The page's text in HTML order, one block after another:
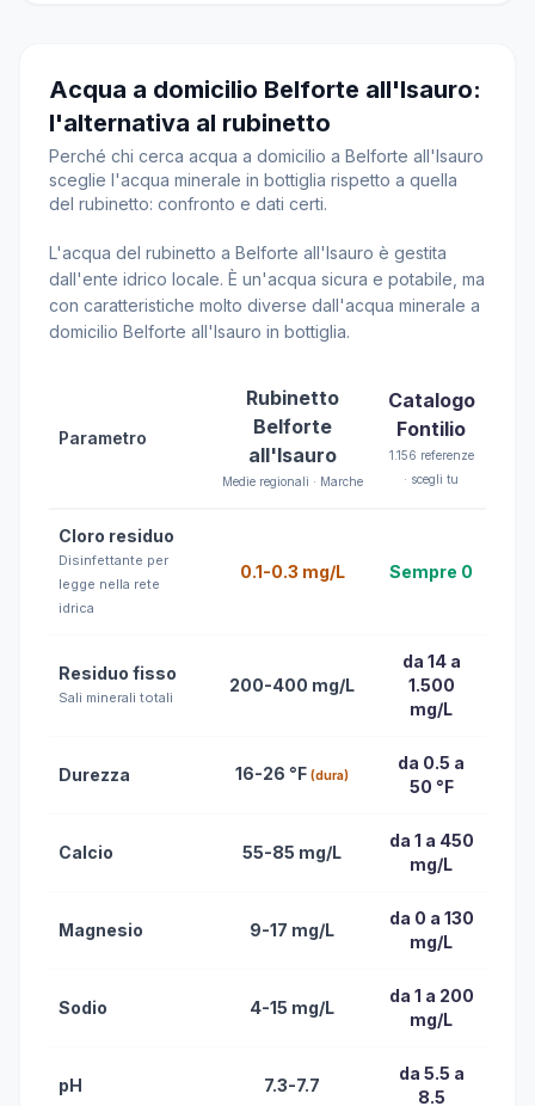
Acqua a domicilio Belforte all'Isauro:
l'alternativa al rubinetto
Perché chi cerca acqua a domicilio a Belforte all'Isauro
sceglie l'acqua minerale in bottiglia rispetto a quella
del rubinetto: confronto e dati certi.
L'acqua del rubinetto a Belforte all'Isauro è gestita
dall'ente idrico locale. È un'acqua sicura e potabile, ma
con caratteristiche molto diverse dall'acqua minerale a
domicilio Belforte all'Isauro in bottiglia.
Parametro
Rubinetto
Belforte
all'Isauro
Medie regionali · Marche
Catalogo
Fontilio
1.156 referenze
· scegli tu
Cloro residuo
Disinfettante per
legge nella rete
idrica
0.1-0.3 mg/L Sempre 0
Residuo fisso
Sali minerali totali
200-400 mg/L
da 14 a
1.500
mg/L
Durezza 16-26 °F (dura)
da 0.5 a
50 °F
Calcio 55-85 mg/L
da 1 a 450
mg/L
Magnesio 9-17 mg/L
da 0 a 130
mg/L
Sodio 4-15 mg/L
da 1 a 200
mg/L
pH 7.3-7.7
da 5.5 a
8.5